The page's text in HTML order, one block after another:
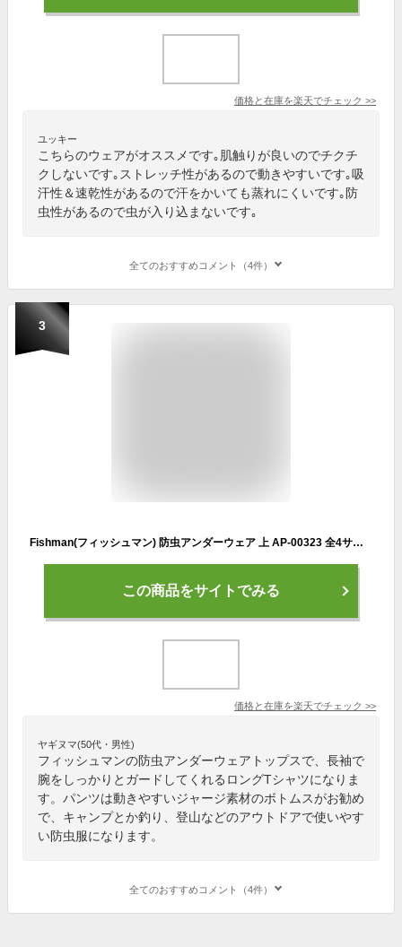
価格と在庫を楽天でチェック >>
ユッキー
こちらのウェアがオススメです｡肌触りが良いのでチクチ
クしないです｡ストレッチ性があるので動きやすいです｡吸
汗性＆速乾性があるので汗をかいても蒸れにくいです｡防
虫性があるので虫が入り込まないです｡
全てのおすすめコメント（4件）
3
Fishman(フィッシュマン) 防虫アンダーウェア 上 AP-00323 全4サイズ
この商品をサイトでみる
価格と在庫を楽天でチェック >>
ヤギヌマ(50代・男性)
フィッシュマンの防虫アンダーウェアトップスで、長袖で
腕をしっかりとガードしてくれるロングTシャツになりま
す。パンツは動きやすいジャージ素材のボトムスがお勧め
で、キャンプとか釣り、登山などのアウトドアで使いやす
い防虫服になります。
全てのおすすめコメント（4件）